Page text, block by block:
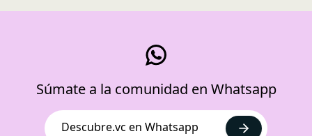
Súmate a la comunidad en Whatsapp
Descubre.vc en Whatsapp